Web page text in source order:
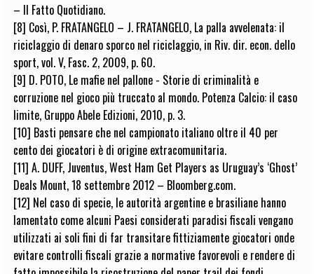
– Il Fatto Quotidiano.
[8] Così, P. FRATANGELO – J. FRATANGELO, La palla avvelenata: il
riciclaggio di denaro sporco nel riciclaggio, in Riv. dir. econ. dello
sport, vol. V, Fasc. 2, 2009, p. 60.
[9] D. POTO, Le mafie nel pallone - Storie di criminalità e
corruzione nel gioco più truccato al mondo. Potenza Calcio: il caso
limite, Gruppo Abele Edizioni, 2010, p. 3.
[10] Basti pensare che nel campionato italiano oltre il 40 per
cento dei giocatori è di origine extracomunitaria.
[11] A. DUFF, Juventus, West Ham Get Players as Uruguay’s ‘Ghost’
Deals Mount, 18 settembre 2012 – Bloomberg.com.
[12] Nel caso di specie, le autorità argentine e brasiliane hanno
lamentato come alcuni Paesi considerati paradisi fiscali vengano
utilizzati ai soli fini di far transitare fittiziamente giocatori onde
evitare controlli fiscali grazie a normative favorevoli e rendere di